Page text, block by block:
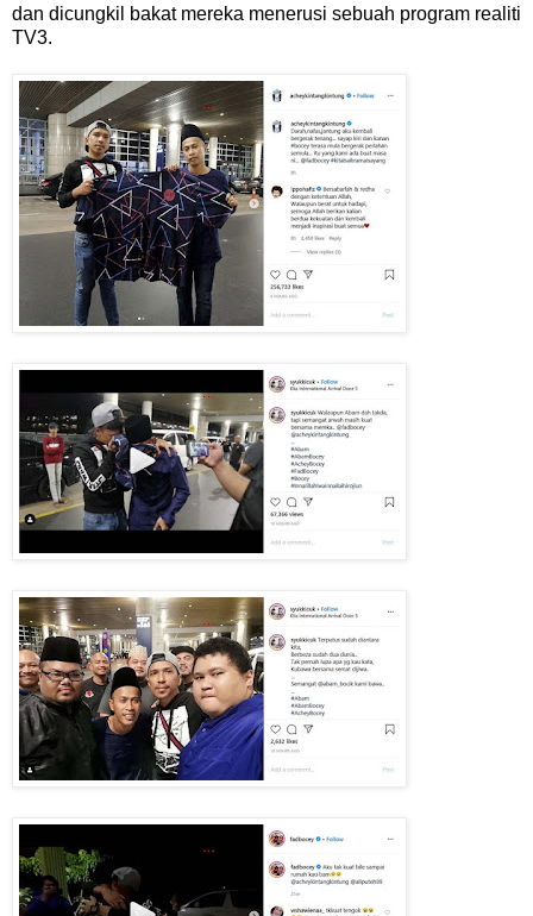
dan dicungkil bakat mereka menerusi sebuah program realiti
TV3.